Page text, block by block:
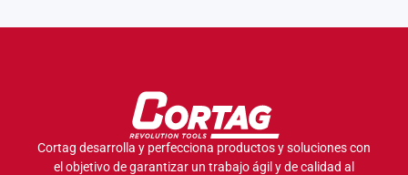
Cortag desarrolla y perfecciona productos y soluciones con
el objetivo de garantizar un trabajo ágil y de calidad al